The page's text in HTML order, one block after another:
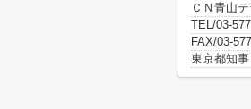
ＣＮ青山
TEL/03-
FAX/03-
東京都知